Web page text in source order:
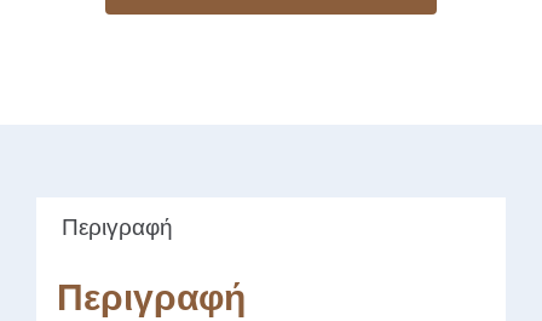
Περιγραφή
Περιγραφή